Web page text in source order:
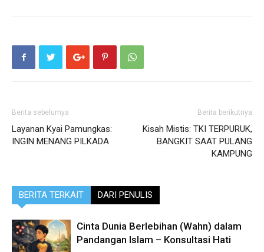
Berita sebelumya
Layanan Kyai Pamungkas:
INGIN MENANG PILKADA
Berita berikutnya
Kisah Mistis: TKI TERPURUK,
BANGKIT SAAT PULANG
KAMPUNG
BERITA TERKAIT DARI PENULIS
Cinta Dunia Berlebihan (Wahn) dalam
Pandangan Islam – Konsultasi Hati